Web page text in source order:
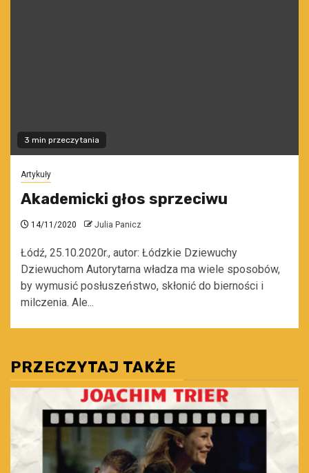
3 min przeczytania
Artykuły
Akademicki głos sprzeciwu
14/11/2020 Julia Panicz
Łódź, 25.10.2020r., autor: Łódzkie Dziewuchy
Dziewuchom Autorytarna władza ma wiele sposobów,
by wymusić posłuszeństwo, skłonić do bierności i
milczenia. Ale...
PRZECZYTAJ TAKŻE